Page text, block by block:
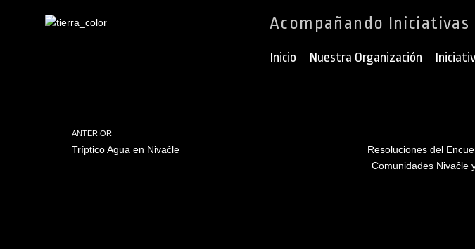
Acompañando Iniciativas
Inicio Nuestra Organización
ANTERIOR
Tríptico Agua en Nivaĉle
Resoluciones del
Comunidades Nivaĉle